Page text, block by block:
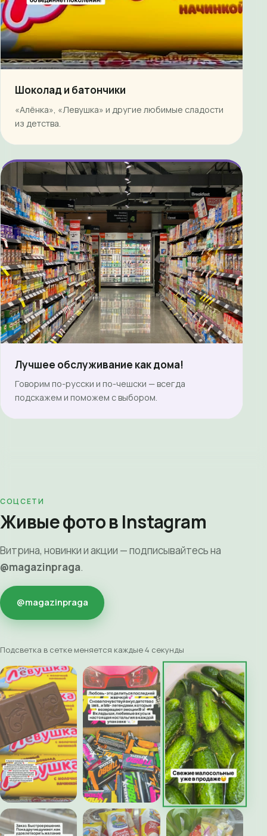
Шоколад и батончики
«Алёнка», «Левушка» и другие любимые сладости
из детства.
Лучшее обслуживание как дома!
Говорим по-русски и по-чешски — всегда
подскажем и поможем с выбором.
СОЦСЕТИ
Живые фото в Instagram
Витрина, новинки и акции — подписывайтесь на
@magazinpraga.
@magazinpraga
Подсветка в сетке меняется каждые 4 секунды